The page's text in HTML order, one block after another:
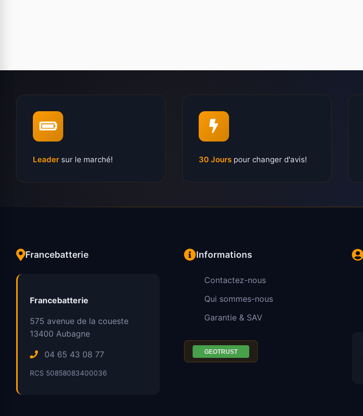
Leader sur le marché! 30 Jours pour changer d'avis!
Francebatterie
Francebatterie
575 avenue de la coueste
13400 Aubagne
04 65 43 08 77
RCS 50858083400036
Informations
Contactez-nous
Qui sommes-nous
Garantie & SAV